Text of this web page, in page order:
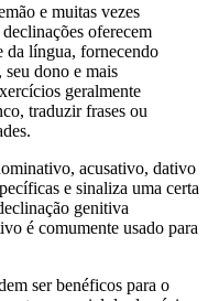
e muitas vezes
oferecem
da língua, fornecendo
seu dono e mais
geralmente
traduzir frases ou
acusativo, dativo
e sinaliza uma certa
genitiva
é comumente usado para
ser benéficos para o